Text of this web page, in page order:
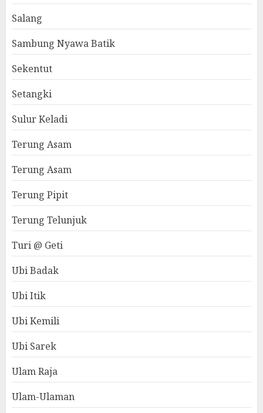
Salang
Sambung Nyawa Batik
Sekentut
Setangki
Sulur Keladi
Terung Asam
Terung Asam
Terung Pipit
Terung Telunjuk
Turi @ Geti
Ubi Badak
Ubi Itik
Ubi Kemili
Ubi Sarek
Ulam Raja
Ulam-Ulaman